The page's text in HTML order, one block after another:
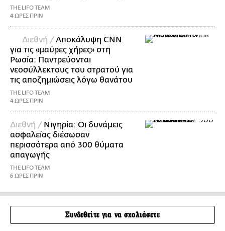
THE LIFO TEAM
4 ΩΡΕΣ ΠΡΙΝ
Διεθνή /Αποκάλυψη CNN
για τις «μαύρες χήρες» στη
Ρωσία: Παντρεύονται
νεοσύλλεκτους του στρατού για
τις αποζημιώσεις λόγω θανάτου
THE LIFO TEAM
4 ΩΡΕΣ ΠΡΙΝ
Διεθνή / Νιγηρία: Οι δυνάμεις
ασφαλείας διέσωσαν
περισσότερα από 300 θύματα
απαγωγής
THE LIFO TEAM
6 ΩΡΕΣ ΠΡΙΝ
Συνδεθείτε για να σχολιάσετε